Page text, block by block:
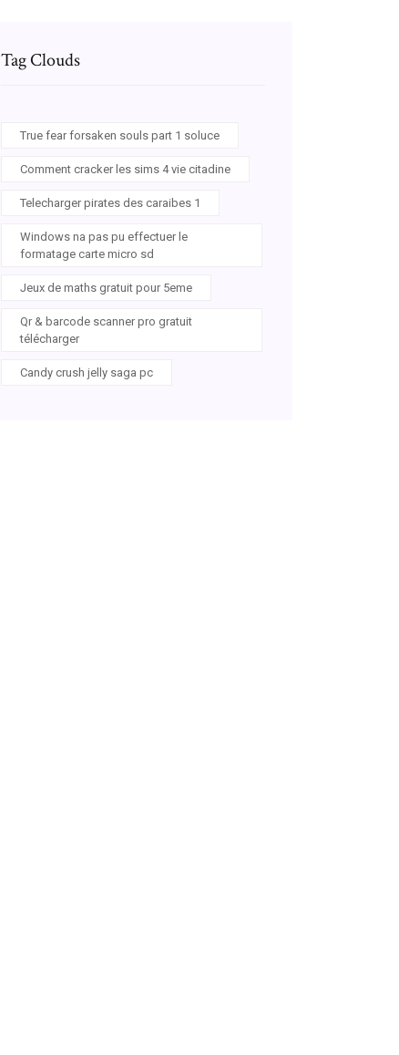
Tag Clouds
True fear forsaken souls part 1 soluce
Comment cracker les sims 4 vie citadine
Telecharger pirates des caraibes 1
Windows na pas pu effectuer le
formatage carte micro sd
Jeux de maths gratuit pour 5eme
Qr & barcode scanner pro gratuit
télécharger
Candy crush jelly saga pc